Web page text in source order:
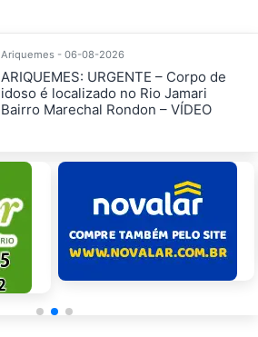
Ariquemes - 06-08-2026
ARIQUEMES: URGENTE – Corpo de
idoso é localizado no Rio Jamari
Bairro Marechal Rondon – VÍDEO